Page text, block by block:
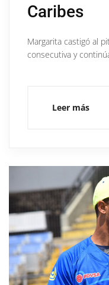
Caribes
Margarita castigó al
consecutiva y
Leer más